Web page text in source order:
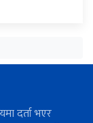
दर्ता भएर